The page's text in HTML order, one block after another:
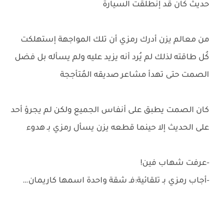
حديث كان قد إنطلقت السيارة
من معالم يزن أدرك رمزي أن تلك المواجهة إستهلكت
كُل طاقته لذلك لم يُرد أنه يزيد عليه ولم يسأله بل فضل
الصمت حتى تهدأ مشاعر صديقه المُتأججة
كان الصمت يطبق على أنفاس الجميع ولكن لم يجرؤ أحد
على الحديث إلا حينما قطعه يزن يسأل رمزي بـ هدوء
-عرفت شهاب فين!
-أجاب رمزي بـ تلقائية:فـ شقة واحدة اسمها كاريمان…